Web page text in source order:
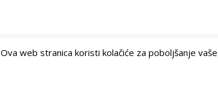
Ova web stranica koristi kolačiće za poboljšanje